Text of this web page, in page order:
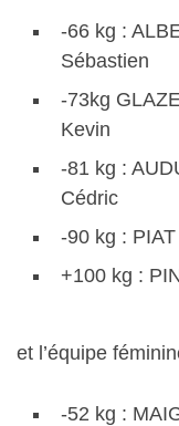
-66 kg :
Sébastien
-73kg
Kevin
-81 kg :
Cédric
-90 kg :
+100 kg :
et l’équipe
-52 kg :